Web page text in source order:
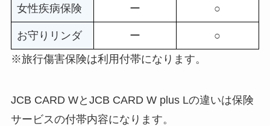
女性疾病保険 ー ○
お守りリンダ ー
○
※旅行傷害保険は利用付帯になります。
JCB CARD WとJCB CARD W plus Lの違いは保険
サービスの付帯内容になります。